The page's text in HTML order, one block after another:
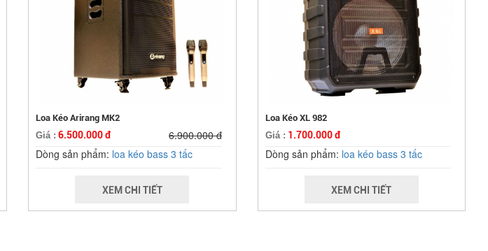
Loa Kéo Arirang MK2
Giá : 6.500.000 đ 6.900.000 đ
Dòng sản phẩm: loa kéo bass 3 tấc
XEM CHI TIẾT
Loa Kéo XL 982
Giá : 1.700.000 đ
Dòng sản phẩm: loa kéo bass 3 tấc
XEM CHI TIẾT